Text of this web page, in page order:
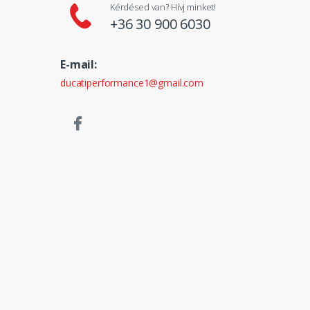
Kérdésed van? Hívj minket!
+36 30 900 6030
E-mail:
ducatiperformance1@gmail.com